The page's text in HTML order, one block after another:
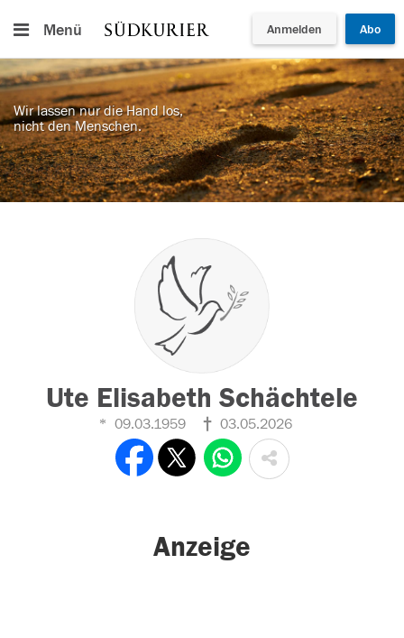
Menü Anmelden Abo
Wir lassen nur die Hand los,
nicht den Menschen.
Ute Elisabeth Schächtele
09.03.1959 03.05.2026
Anzeige